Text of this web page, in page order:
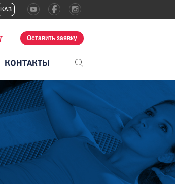
КАЗ
Оставить заявку
КОНТАКТЫ